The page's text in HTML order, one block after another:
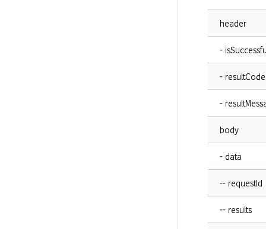
header
-
- resultCode
-
body
- data
-- requestId
-- results